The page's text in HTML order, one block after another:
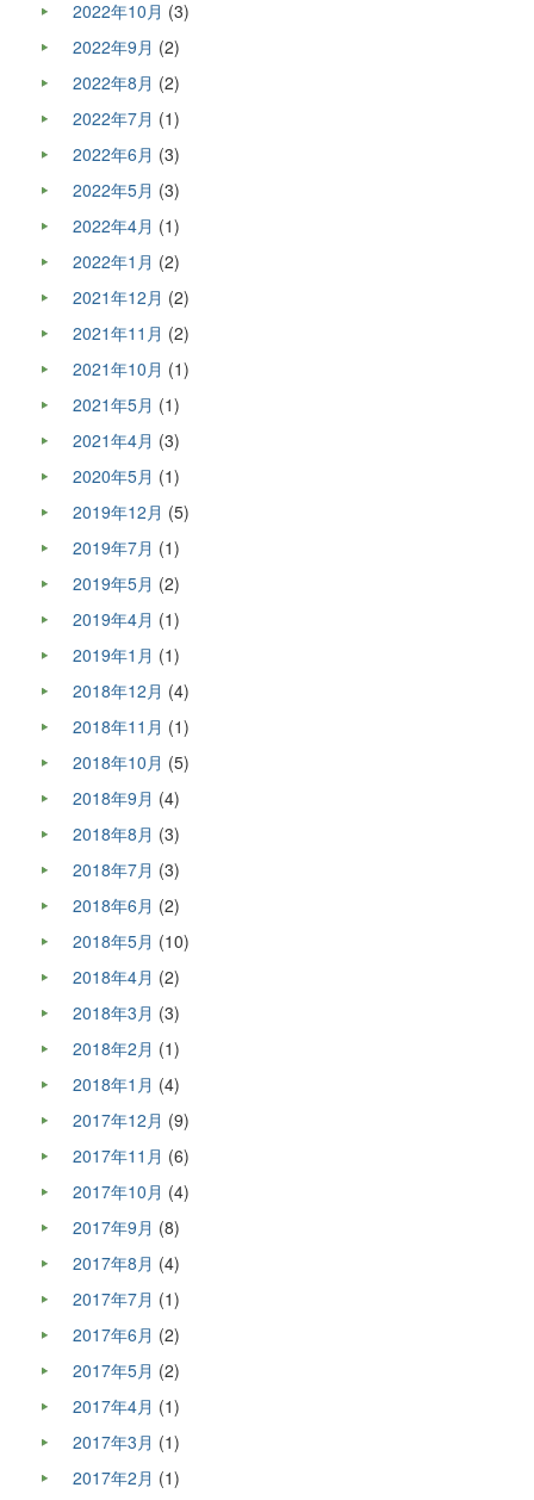
2022年10月 (3)
2022年9月 (2)
2022年8月 (2)
2022年7月 (1)
2022年6月 (3)
2022年5月 (3)
2022年4月 (1)
2022年1月 (2)
2021年12月 (2)
2021年11月 (2)
2021年10月 (1)
2021年5月 (1)
2021年4月 (3)
2020年5月 (1)
2019年12月 (5)
2019年7月 (1)
2019年5月 (2)
2019年4月 (1)
2019年1月 (1)
2018年12月 (4)
2018年11月 (1)
2018年10月 (5)
2018年9月 (4)
2018年8月 (3)
2018年7月 (3)
2018年6月 (2)
2018年5月 (10)
2018年4月 (2)
2018年3月 (3)
2018年2月 (1)
2018年1月 (4)
2017年12月 (9)
2017年11月 (6)
2017年10月 (4)
2017年9月 (8)
2017年8月 (4)
2017年7月 (1)
2017年6月 (2)
2017年5月 (2)
2017年4月 (1)
2017年3月 (1)
2017年2月 (1)